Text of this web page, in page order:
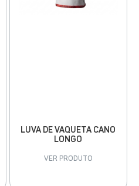
LUVA DE VAQUETA CANO
LONGO
VER PRODUTO